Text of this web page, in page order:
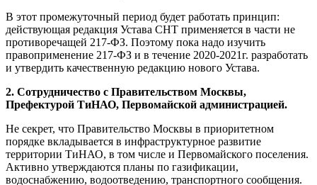
В этот промежуточный период будет работать принцип:
действующая редакция Устава СНТ применяется в части не
противоречащей 217-ФЗ. Поэтому пока надо изучить
правоприменение 217-ФЗ и в течение 2020-2021г. разработать
и утвердить качественную редакцию нового Устава.
2. Сотрудничество с Правительством Москвы,
Префектурой ТиНАО, Первомайской администрацией.
Не секрет, что Правительство Москвы в приоритетном
порядке вкладывается в инфраструктурное развитие
территории ТиНАО, в том числе и Первомайского поселения.
Активно утверждаются планы по газификации,
водоснабжению, водоотведению, транспортного сообщения.